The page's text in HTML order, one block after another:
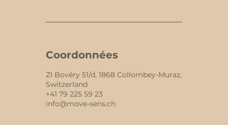
Coordonnées
ZI Bovéry 51/d, 1868 Collombey-Muraz,
Switzerland
+41 79 225 59 23
info@move-sens.ch